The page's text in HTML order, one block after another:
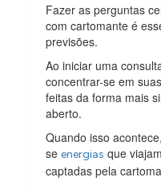
Fazer as perguntas
com cartomante é
previsões.
Ao iniciar uma
concentrar-se em
feitas da forma mais
aberto.
Quando isso
seenergias que
captadas pela